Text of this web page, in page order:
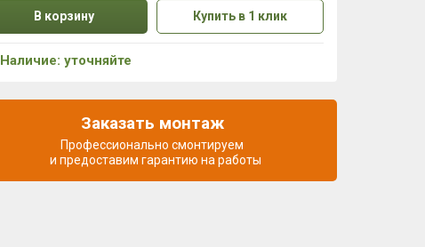
В корзину Купить в 1 клик
Наличие: уточняйте
Заказать монтаж
Профессионально смонтируем
и предоставим гарантию на работы